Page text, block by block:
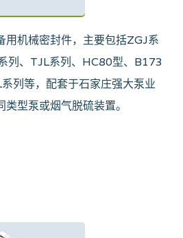
用机械密封件，主要包括ZGJ系
列、TJL系列、HC80型、B173
列等，配套于石家庄强大泵业
型泵或烟气脱硫装置。